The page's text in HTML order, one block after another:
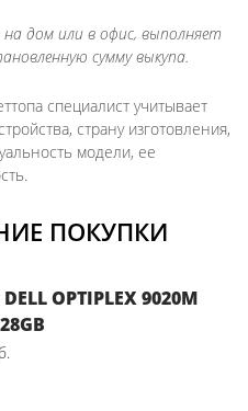
дом или в офис, выполняет
сумму выкупа.
специалист учитывает
страну изготовления,
модели, ее
ПОКУПКИ
OPTIPLEX 9020M